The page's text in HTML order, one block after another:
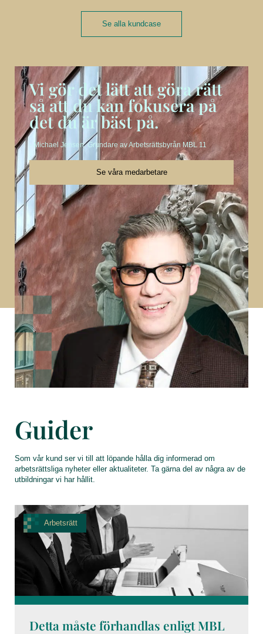
Se alla kundcase
Vi gör det lätt att göra rätt
så att du kan fokusera på
det du är bäst på.
- Michael Jensen, Grundare av Arbetsrättsbyrån MBL 11
Se våra medarbetare
Guider
Som vår kund ser vi till att löpande hålla dig informerad om
arbetsrättsliga nyheter eller aktualiteter. Ta gärna del av några av de
utbildningar vi har hållit.
Arbetsrätt
Detta måste förhandlas enligt MBL